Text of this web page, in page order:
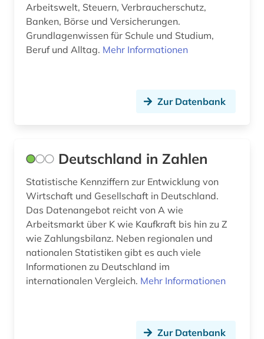
primärquelle (1)
privatwirtschaft (1)
produktinformation (1)
psychologie (3)
public health (1)
quelle (2)
rating (2)
rechnungslegung (1)
recht (22)
Arbeitswelt, Steuern, Verbraucherschutz,
Banken, Börse und Versicherungen.
Grundlagenwissen für Schule und Studium,
Beruf und Alltag. Mehr Informationen
Zur Datenbank
Deutschland in Zahlen
Statistische Kennziffern zur Entwicklung von
Wirtschaft und Gesellschaft in Deutschland.
Das Datenangebot reicht von A wie
Arbeitsmarkt über K wie Kaufkraft bis hin zu Z
wie Zahlungsbilanz. Neben regionalen und
nationalen Statistiken gibt es auch viele
Informationen zu Deutschland im
internationalen Vergleich. Mehr Informationen
Zur Datenbank